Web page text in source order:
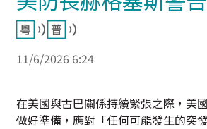
11/6/2026 6:24
在美國與古巴關係持續緊張之際，美
做好準備，應對「任何可能發生的突